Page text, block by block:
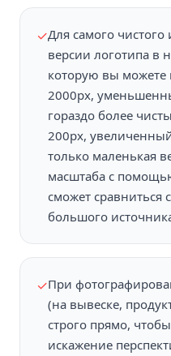
✓Для самого
версии логотипа в
которую вы
2000px,
гораздо более
200px,
только маленькая
масштаба с
сможет сравниться
большого
✓При
(на вывеске,
строго прямо,
искажение